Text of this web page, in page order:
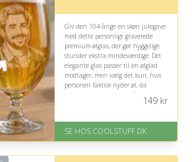
Giv den 104-årige en skøn julegave
med dette personligt graverede
premium-ølglas, der gør hyggelige
stunder ekstra mindeværdige. Det
elegante glas passer til en ølglad
modtager, men vælg det kun, hvis
personen faktisk nyder øl, da
graveringen ellers ikke får megen
På lager
Levering: Standard leveringstid
Fremragende Trustpilot rating
149kr
SE HOS COOLSTUFF.DK